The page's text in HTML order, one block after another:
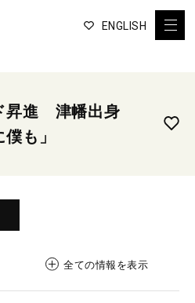
ENGLISH
昇進 津幡出身
も」
全ての情報を表示